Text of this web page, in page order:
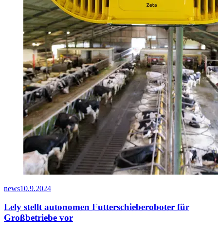
news10.9.2024
Lely stellt autonomen Futterschieberoboter für
Großbetriebe vor